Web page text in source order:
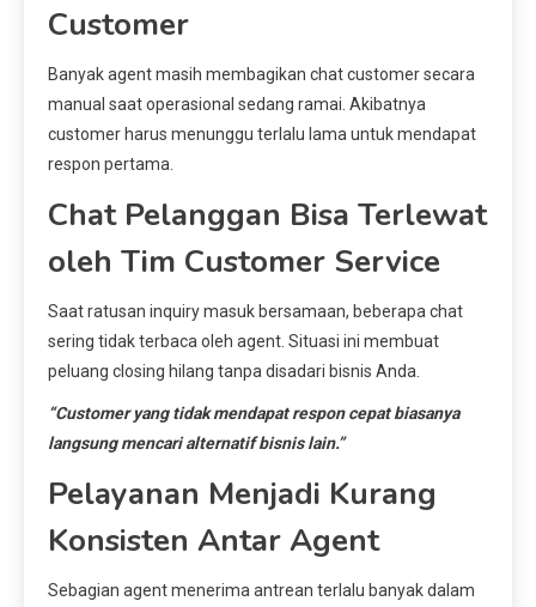
Customer
Banyak agent masih membagikan chat customer secara
manual saat operasional sedang ramai. Akibatnya
customer harus menunggu terlalu lama untuk mendapat
respon pertama.
Chat Pelanggan Bisa Terlewat
oleh Tim Customer Service
Saat ratusan inquiry masuk bersamaan, beberapa chat
sering tidak terbaca oleh agent. Situasi ini membuat
peluang closing hilang tanpa disadari bisnis Anda.
“Customer yang tidak mendapat respon cepat biasanya
langsung mencari alternatif bisnis lain.”
Pelayanan Menjadi Kurang
Konsisten Antar Agent
Sebagian agent menerima antrean terlalu banyak dalam